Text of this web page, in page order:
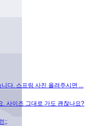
다. 스프링 사진 올려주시면 ...
사이즈 그대로 가도 괜찮나요?
;;